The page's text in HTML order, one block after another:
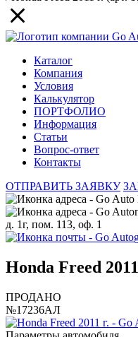
Каталог
Компания
Условия
Калькулятор
ПОРТФОЛИО
Информация
Статьи
Вопрос-ответ
Контакты
ОТПРАВИТЬ ЗАЯВКУ
д. 1г, пом. 113, оф. 1
Honda Freed
ПРОДАНО
№17236АЛ